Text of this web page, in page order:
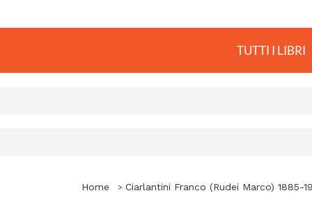
TUTTI I LIBRI
Home Ciarlantini Franco (Rudei Marco) 1885-